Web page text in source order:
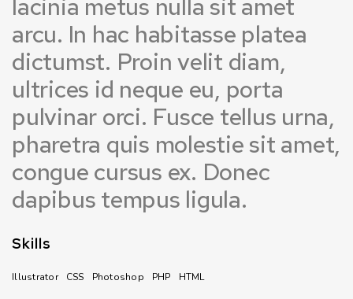
lacinia metus nulla sit amet
arcu. In hac habitasse platea
dictumst. Proin velit diam,
ultrices id neque eu, porta
pulvinar orci. Fusce tellus urna,
pharetra quis molestie sit amet,
congue cursus ex. Donec
dapibus tempus ligula.
Skills
Illustrator CSS Photoshop PHP HTML